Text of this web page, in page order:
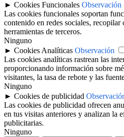
► Cookies Funcionales Observación
Las cookies funcionales soportan
contenido en redes sociales,
herramientas de terceros.
Ninguno
► Cookies Analíticas Observación
Las cookies analíticas rastrean las
proporcionando información sobre
visitantes, la tasa de rebote y las
Ninguno
► Cookies de publicidad
Las cookies de publicidad ofrecen
en tus visitas anteriores y analizan la
publicitarias.
Ninguno